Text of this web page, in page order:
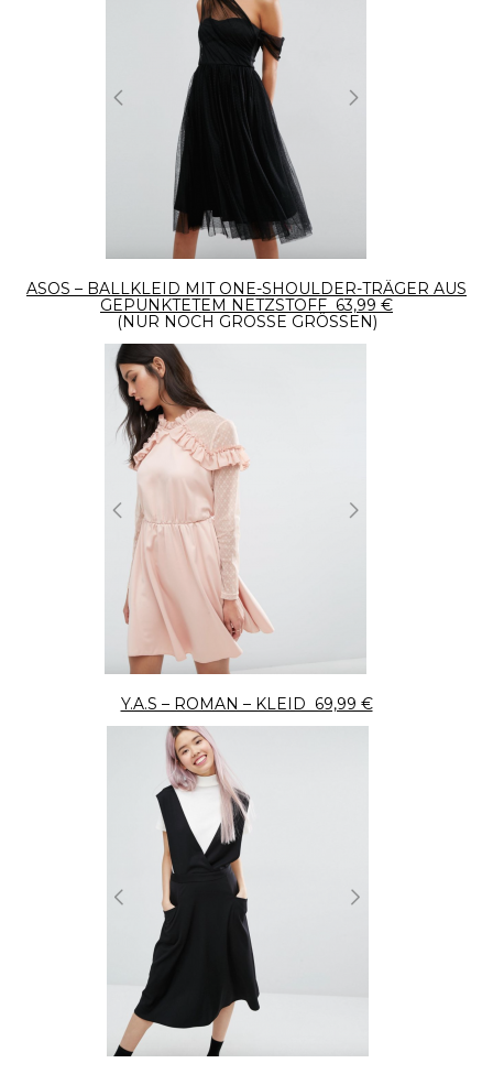
ASOS – BALLKLEID MIT ONE-SHOULDER-TRÄGER AUS
GEPUNKTETEM NETZSTOFF 63,99 €
(NUR NOCH GROSSE GRÖSSEN)
Y.A.S – ROMAN – KLEID 69,99 €